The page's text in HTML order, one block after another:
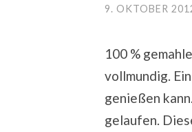
9. OKTOBER
100 %
vollmundig.
genießen
gelaufen.